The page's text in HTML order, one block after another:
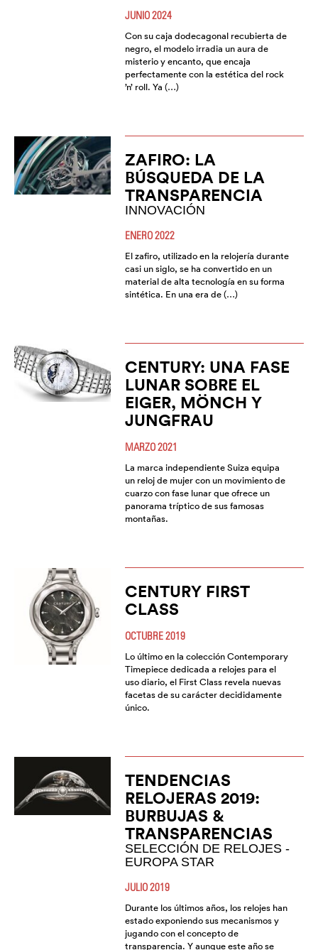
JUNIO 2024
Con su caja dodecagonal recubierta de
negro, el modelo irradia un aura de
misterio y encanto, que encaja
perfectamente con la estética del rock
’n’ roll. Ya (…)
ZAFIRO: LA
BÚSQUEDA DE LA
TRANSPARENCIA
INNOVACIÓN
ENERO 2022
El zafiro, utilizado en la relojería durante
casi un siglo, se ha convertido en un
material de alta tecnología en su forma
sintética. En una era de (…)
CENTURY: UNA FASE
LUNAR SOBRE EL
EIGER, MÖNCH Y
JUNGFRAU
MARZO 2021
La marca independiente Suiza equipa
un reloj de mujer con un movimiento de
cuarzo con fase lunar que ofrece un
panorama tríptico de sus famosas
montañas.
CENTURY FIRST
CLASS
OCTUBRE 2019
Lo último en la colección Contemporary
Timepiece dedicada a relojes para el
uso diario, el First Class revela nuevas
facetas de su carácter decididamente
único.
TENDENCIAS
RELOJERAS 2019:
BURBUJAS &
TRANSPARENCIAS
SELECCIÓN DE RELOJES -
EUROPA STAR
JULIO 2019
Durante los últimos años, los relojes han
estado exponiendo sus mecanismos y
jugando con el concepto de
transparencia. Y aunque este año se